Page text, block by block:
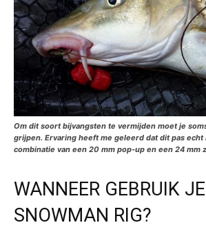
Om dit soort bijvangsten te vermijden moet je
grijpen. Ervaring heeft me geleerd dat dit pas echt
combinatie van een 20 mm pop-up en een 24 mm
WANNEER GEBRUIK
SNOWMAN RIG?